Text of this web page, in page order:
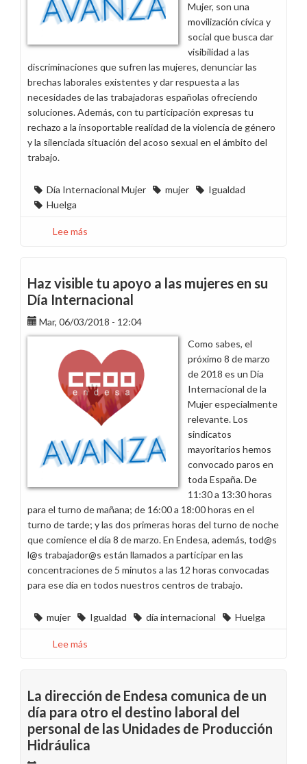
Mujer, son una
movilización cívica y
social que busca dar
visibilidad a las
discriminaciones que sufren las mujeres, denunciar las
brechas laborales existentes y dar respuesta a las
necesidades de las trabajadoras españolas ofreciendo
soluciones. Además, con tu participación expresas tu
rechazo a la insoportable realidad de la violencia de género
y la silenciada situación del acoso sexual en el ámbito del
trabajo.
Día Internacional Mujer mujer
Igualdad
Huelga
Lee más
de
marzo:
Apoya
a
las
mujeres
en
su
Día
Internacional
Haz visible tu apoyo a las mujeres en su
Día Internacional
Mar, 06/03/2018 - 12:04
Como sabes, el
próximo 8 de marzo
de 2018 es un Día
Internacional de la
Mujer especialmente
relevante. Los
sindicatos
mayoritarios hemos
convocado paros en
toda España. De
11:30 a 13:30 horas
para el turno de mañana; de 16:00 a 18:00 horas en el
turno de tarde; y las dos primeras horas del turno de noche
que comience el día 8 de marzo. En Endesa, además, tod@s
l@s trabajador@s están llamados a participar en las
concentraciones de 5 minutos a las 12 horas convocadas
para ese día en todos nuestros centros de trabajo.
mujer Igualdad día internacional Huelga
Lee más
tu
apoyo
a
las
mujeres
La dirección de Endesa comunica de un
día para otro el destino laboral del
personal de las Unidades de Producción
Hidráulica